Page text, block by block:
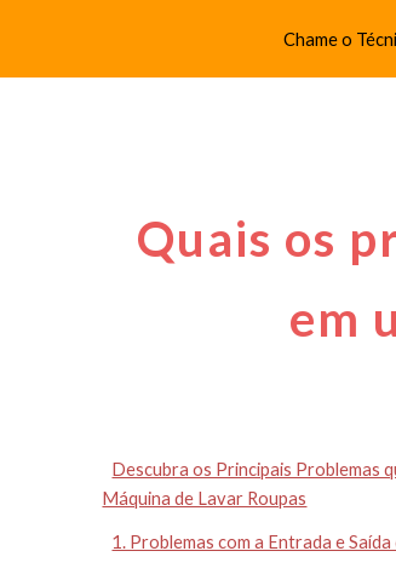
Skip to main
Chame o
Quais os
em
Descubra os Principais Problemas
Máquina de Lavar Roupas
1. Problemas com a Entrada e